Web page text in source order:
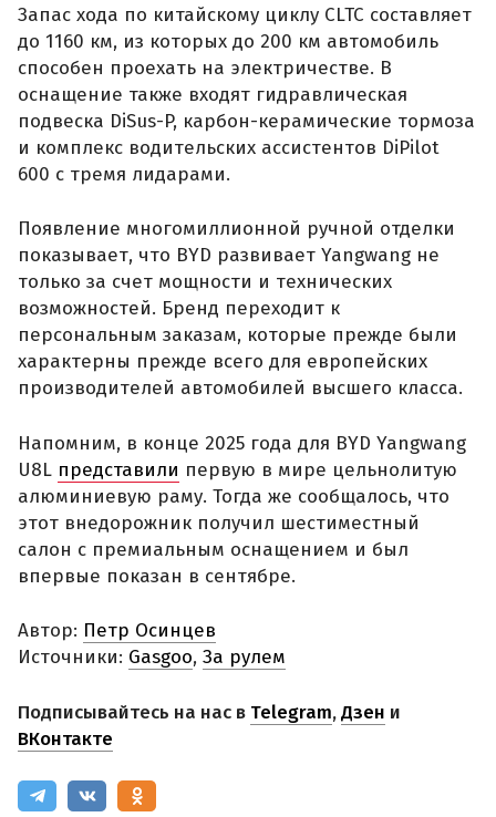
Запас хода по китайскому циклу CLTC составляет
до 1160 км, из которых до 200 км автомобиль
способен проехать на электричестве. В
оснащение также входят гидравлическая
подвеска DiSus-P, карбон-керамические тормоза
и комплекс водительских ассистентов DiPilot
600 с тремя лидарами.
Появление многомиллионной ручной отделки
показывает, что BYD развивает Yangwang не
только за счет мощности и технических
возможностей. Бренд переходит к
персональным заказам, которые прежде были
характерны прежде всего для европейских
производителей автомобилей высшего класса.
Напомним, в конце 2025 года для BYD Yangwang
U8L представили первую в мире цельнолитую
алюминиевую раму. Тогда же сообщалось, что
этот внедорожник получил шестиместный
салон с премиальным оснащением и был
впервые показан в сентябре.
Автор: Петр Осинцев
Источники: Gasgoo, За рулем
Подписывайтесь на нас в Telegram,Дзен и
ВКонтакте